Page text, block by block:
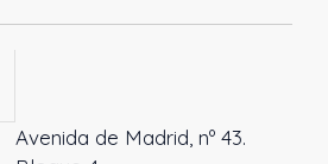
Avenida de Madrid, nº 43.